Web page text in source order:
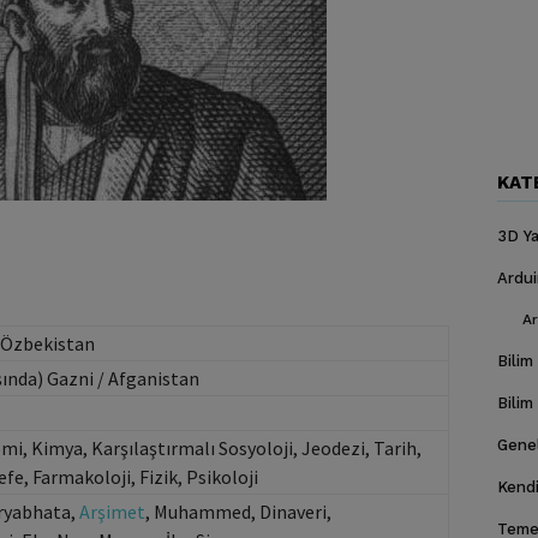
Gazni / Afganistan
Kimya, Karşılaştırmalı Sosyoloji, Jeodezi, Tarih,
Farmakoloji, Fizik, Psikoloji
Arşimet, Muhammed, Dinaveri,
3D
Bilim
Bilim